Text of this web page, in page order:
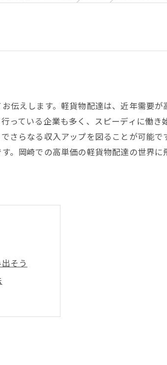
伝えします。軽貨物配達は、近年需要が
っている企業も多く、スピーディに働き
さらなる収入アップを図ることが可能で
。岡崎での高単価の軽貨物配達の世界に
そう
しよう！